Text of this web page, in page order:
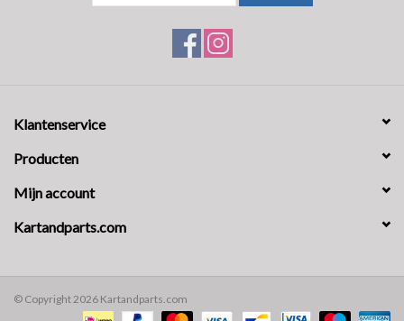
Klantenservice
Producten
Mijn account
Kartandparts.com
© Copyright 2026 Kartandparts.com